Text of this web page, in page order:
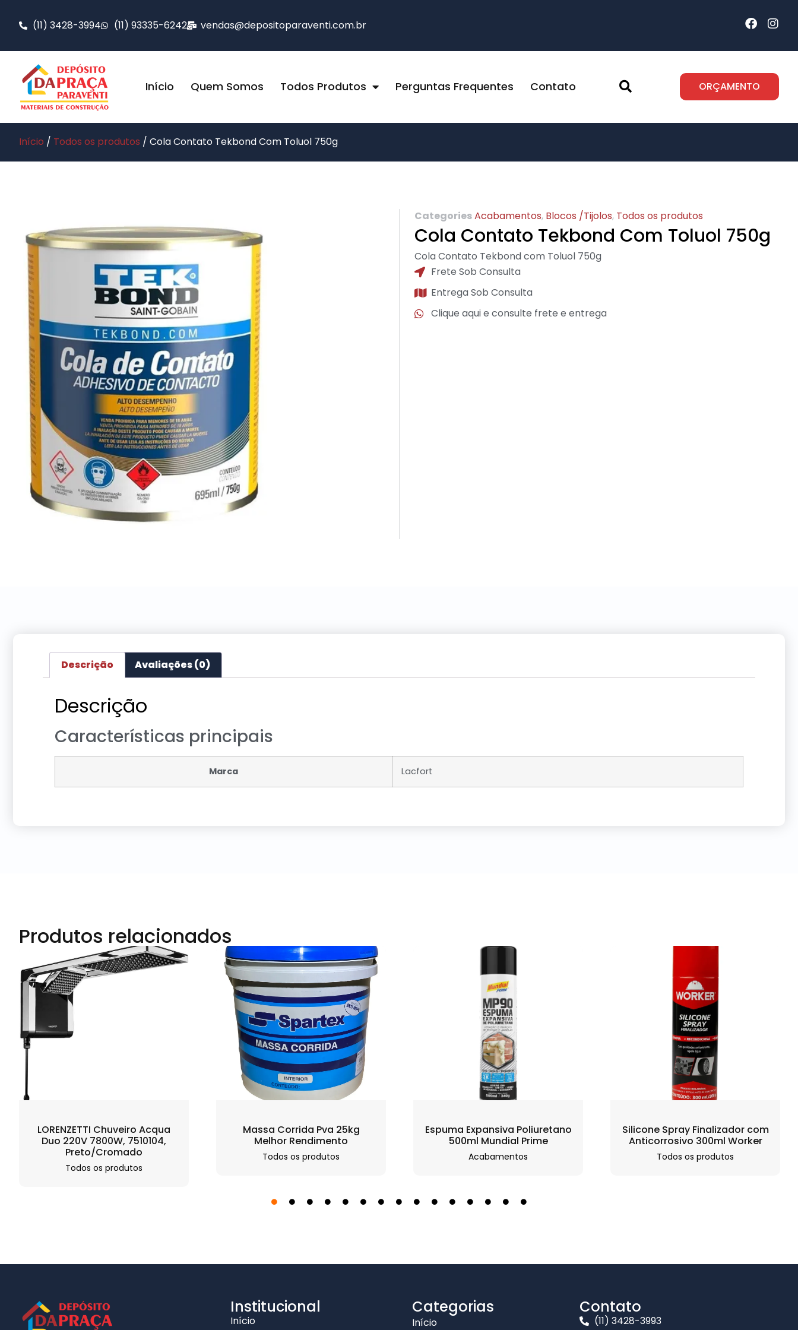
(11) 3428-3994 (11) 93335-6242 vendas@depositoparaventi.com.br
Início Quem Somos Todos Produtos Perguntas Frequentes Contato ORÇAMENTO
Início / Todos os produtos / Cola Contato Tekbond Com Toluol 750g
CategoriesAcabamentos, Blocos /Tijolos, Todos os produtos
Cola Contato Tekbond Com Toluol 750g
Cola Contato Tekbond com Toluol 750g
Frete Sob Consulta
Entrega Sob Consulta
Clique aqui e consulte frete e entrega
Descrição Avaliações (0)
Descrição
Características principais
Marca Lacfort
Produtos relacionados
LORENZETTI Chuveiro Acqua
Duo 220V 7800W, 7510104,
Preto/Cromado
Todos os produtos
Massa Corrida Pva 25kg
Melhor Rendimento
Todos os produtos
Espuma Expansiva Poliuretano
500ml Mundial Prime
Acabamentos
Silicone Spray Finalizador com
Anticorrosivo 300ml Worker
Todos os produtos
Institucional
Início
Categorias
Início
Contato
(11) 3428-3993